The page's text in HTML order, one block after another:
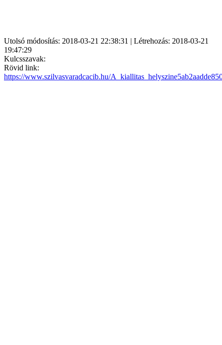
Utolsó módosítás: 2018-03-21 22:38:31 | Létrehozás: 2018-03-21
19:47:29
Kulcsszavak:
Rövid link:
https://www.szilvasvaradcacib.hu/